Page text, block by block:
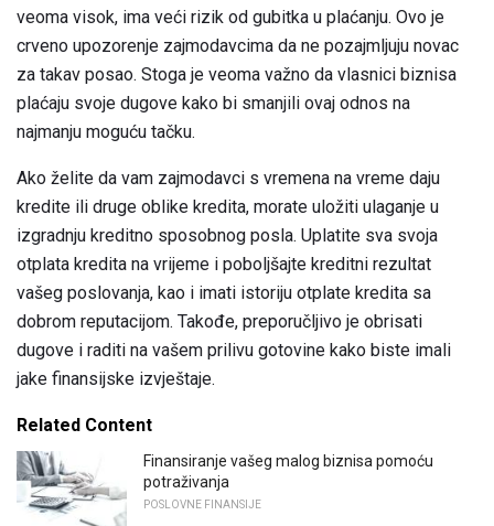
veoma visok, ima veći rizik od gubitka u plaćanju. Ovo je
crveno upozorenje zajmodavcima da ne pozajmljuju novac
za takav posao. Stoga je veoma važno da vlasnici biznisa
plaćaju svoje dugove kako bi smanjili ovaj odnos na
najmanju moguću tačku.
Ako želite da vam zajmodavci s vremena na vreme daju
kredite ili druge oblike kredita, morate uložiti ulaganje u
izgradnju kreditno sposobnog posla. Uplatite sva svoja
otplata kredita na vrijeme i poboljšajte kreditni rezultat
vašeg poslovanja, kao i imati istoriju otplate kredita sa
dobrom reputacijom. Takođe, preporučljivo je obrisati
dugove i raditi na vašem prilivu gotovine kako biste imali
jake finansijske izvještaje.
Related Content
Finansiranje vašeg malog biznisa pomoću
potraživanja
POSLOVNE FINANSIJE